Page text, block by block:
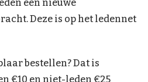
een nieuwe
Deze is op het ledennet
bestellen? Dat is
€10 en niet-leden €25